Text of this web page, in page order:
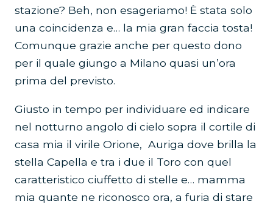
stazione? Beh, non esageriamo! È stata solo
una coincidenza e… la mia gran faccia tosta!
Comunque grazie anche per questo dono
per il quale giungo a Milano quasi un’ora
prima del previsto.
Giusto in tempo per individuare ed indicare
nel notturno angolo di cielo sopra il cortile di
casa mia il virile Orione, Auriga dove brilla la
stella Capella e tra i due il Toro con quel
caratteristico ciuffetto di stelle e… mamma
mia quante ne riconosco ora, a furia di stare